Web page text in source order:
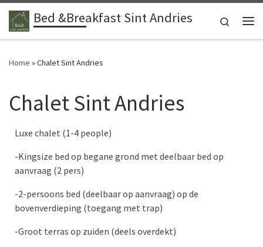
Ga naar inhoud
Bed &Breakfast Sint Andries
Search
Home »Chalet Sint Andries
Chalet Sint Andries
Luxe chalet (1-4 people)
-Kingsize bed op begane grond met deelbaar bed op
aanvraag (2 pers)
-2-persoons bed (deelbaar op aanvraag) op de
bovenverdieping (toegang met trap)
-Groot terras op zuiden (deels overdekt)